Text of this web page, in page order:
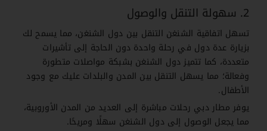
2. سهولة التنقل والوصول
تسهل اتفاقية الشنغن التنقل بين دول الشنغن، مما يسمح لك
بزيارة عدة دول في رحلة واحدة دون الحاجة إلى تأشيرات
متعددة، كما تتميز دول الشنغن بشبكة مواصلات متطورة
وفعالة؛ مما يسهل التنقل بين المدن والبلدات عليك مع وجود
الأطفال.
يوفر مطار دبي رحلات مباشرة إلى العديد من المدن الأوروبية،
مما يجعل الوصول إلى دول الشنغن سهلًا ومريحًا.